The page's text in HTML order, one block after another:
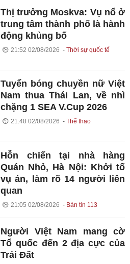
Thị trưởng Moskva: Vụ nổ ở
trung tâm thành phố là hành
động khủng bố
21:52 02/08/2026 Thời sự quốc tế
Tuyển bóng chuyền nữ Việt
Nam thua Thái Lan, về nhì
chặng 1 SEA V.Cup 2026
21:48 02/08/2026 Thể thao
Hỗn chiến tại nhà hàng
Quán Nhỏ, Hà Nội: Khởi tố
vụ án, làm rõ 14 người liên
quan
21:05 02/08/2026 Bản tin 113
Người Việt Nam mang cờ
Tổ quốc đến 2 địa cực của
Trái Đất